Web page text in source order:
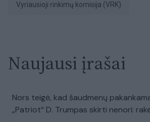
Vyriausioji rinkimų komisija (VRK)
Naujausi įrašai
Nors teigė, kad šaudmenų
„Patriot“ D. Trumpas skirti nenori: